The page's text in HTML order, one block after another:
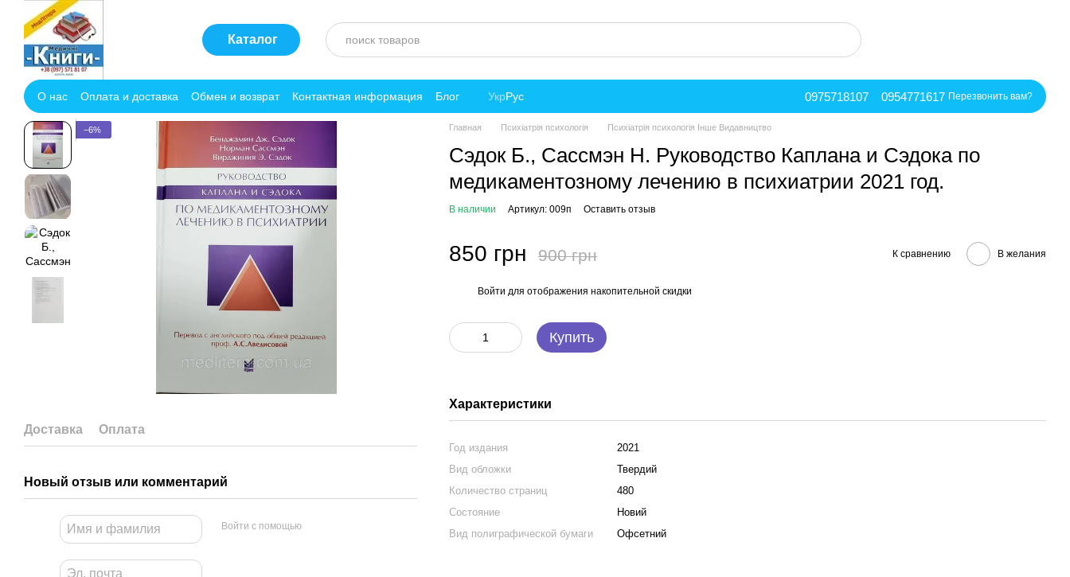
Перейти к основному контенту
Каталог
О нас Оплата и доставка Обмен и возврат Контактная информация Блог УкрРус 0975718107 0954771617 Перезвонить вам?
−6%
Доставка Оплата
Новый отзыв или комментарий
Войти с помощью
Главная Психіатрія психологія Психіатрія психологія Інше Видавництво
Сэдок Б., Сассмэн Н. Руководство Каплана и Сэдока по
медикаментозному лечению в психиатрии 2021 год.
В наличии Артикул: 009п Оставить отзыв
850 грн 900 грн К сравнению В желания
Войти для отображения накопительной скидки
Купить
Характеристики
Год издания
2021
Вид обложки
Твердий
Количество страниц
480
Состояние
Новий
Вид полиграфической бумаги
Офсетний